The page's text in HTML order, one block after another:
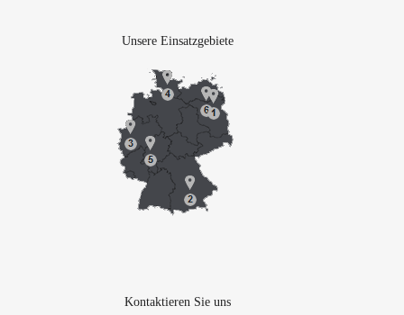
Unsere Einsatzgebiete
Kontaktieren Sie uns